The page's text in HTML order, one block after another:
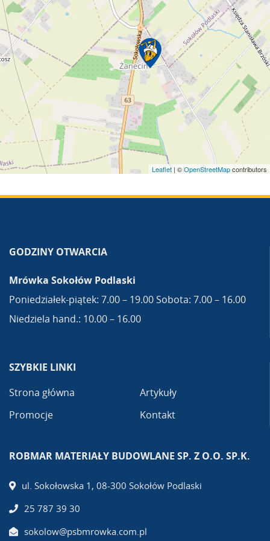
Leaflet | ©OpenStreetMapcontributors
GODZINY OTWARCIA
Mrówka Sokołów Podlaski
Poniedziałek-piątek: 7.00 – 19.00 Sobota: 7.00 – 16.00
Niedziela hand.: 10.00 – 16.00
SZYBKIE LINKI
Strona główna
Promocje
Artykuły
Kontakt
ROBMAR MATERIAŁY BUDOWLANE SP. Z O.O. SP.K.
ul. Sokołowska 1, 08-300 Sokołów Podlaski
25 787 39 30
sokolow@psbmrowka.com.pl